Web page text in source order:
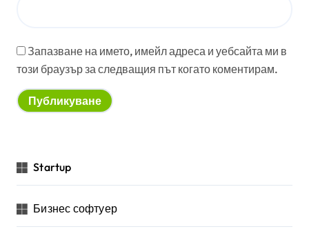
Запазване на името, имейл адреса и уебсайта ми в
този браузър за следващия път когато коментирам.
Startup
Бизнес софтуер